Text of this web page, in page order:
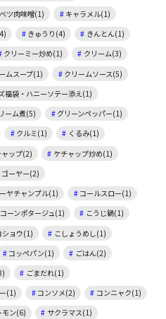
ツ肉味噌(1)
キャラメル(1)
きゅうり(4)
きんとん(1)
クリーミー炒め(1)
クリーム(3)
ムスープ(1)
クリームソース(5)
福袋・ハニーソテー添え(1)
ーム煮(5)
グリーンペッパー(1)
クルミ(1)
くるみ(1)
ャップ(2)
ケチャップ炒め(1)
ゴーヤー(2)
ヤチャンプル(1)
コールスロー(1)
コーンポタージュ(1)
こうじ鍋(1)
ショウ(1)
こしょうめし(1)
コッペパン(1)
ごはん(2)
ごまだれ(1)
(1) コンソメ(2)
コンニャク(1)
モン(6)
サクラマス(1)